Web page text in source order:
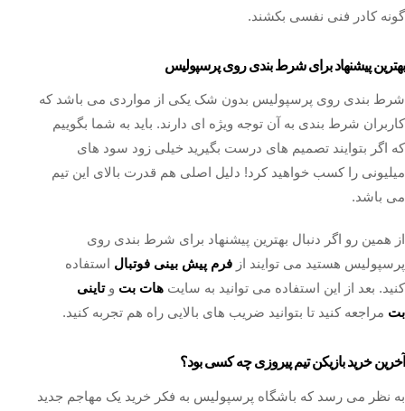
گونه کادر فنی نفسی بکشند.
بهترین پیشنهاد برای شرط بندی روی پرسپولیس
شرط بندی روی پرسپولیس بدون شک یکی از مواردی می باشد که
کاربران شرط بندی به آن توجه ویژه ای دارند. باید به شما بگوییم
که اگر بتوایند تصمیم های درست بگیرید خیلی زود سود های
میلیونی را کسب خواهید کرد! دلیل اصلی هم قدرت بالای این تیم
می باشد.
از همین رو اگر دنبال بهترین پیشنهاد برای شرط بندی روی
پرسپولیس هستید می توایند از فرم پیش بینی فوتبال استفاده
کنید. بعد از این استفاده می توانید به سایت هات بت وتاینی
بت مراجعه کنید تا بتوانید ضریب های بالایی راه هم تجربه کنید.
آخرین خرید بازیکن تیم پیروزی چه کسی بود؟
به نظر می رسد که باشگاه پرسپولیس به فکر خرید یک مهاجم جدید